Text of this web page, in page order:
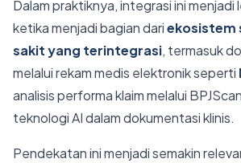
Dalam praktiknya, integrasi ini menjadi
ketika menjadi bagian dariekosistem
sakit yang terintegrasi, termasuk
melalui rekam medis elektronik seperti
analisis performa klaim melalui
teknologi AI dalam dokumentasi klinis.
Pendekatan ini menjadi semakin